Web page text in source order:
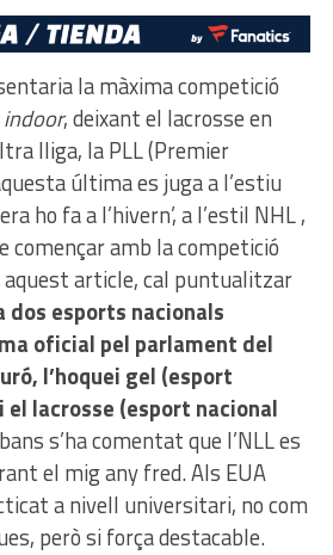
la màxima competició
indoor, deixant el lacrosse en
lliga, la PLL (Premier
última es juga a l’estiu
ho fa a l’hivern’, a l’estil NHL ,
començar amb la competició
article, cal puntualitzar
dos esports nacionals
oficial pel parlament del
l’hoquei gel (esport
el lacrosse (esport nacional
s’ha comentat que l’NLL es
el mig any fred. Als EUA
a nivell universitari, no com
però si força destacable.